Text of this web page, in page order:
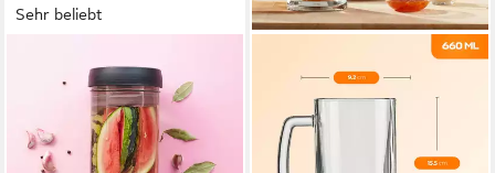
Sehr beliebt
Fermentationsglas NATIVO,
Borosilikatglas, Glas,
Kunststoff, Silikon, (Set, 3-tlg.,
Glasbehälter, Deckel mit
Gläser-Set Pub Bierkrug, 2-
tlg., Glas, 2er Set, 660ml, ideal
für Bier, Radler, Softdrinks &
Mixgetränke